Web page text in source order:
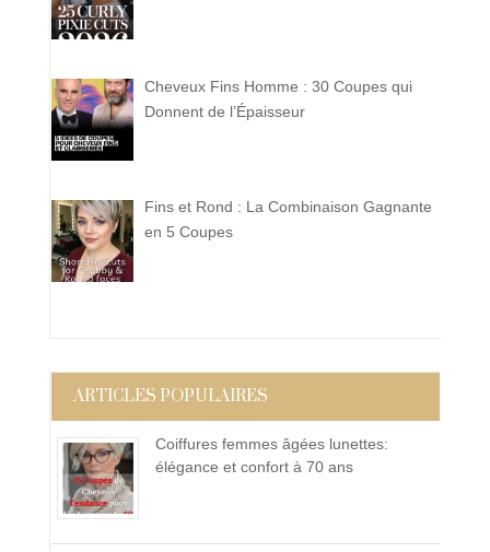
Cheveux Fins Homme : 30 Coupes qui
Donnent de l’Épaisseur
Fins et Rond : La Combinaison Gagnante
en 5 Coupes
ARTICLES POPULAIRES
Coiffures femmes âgées lunettes:
élégance et confort à 70 ans